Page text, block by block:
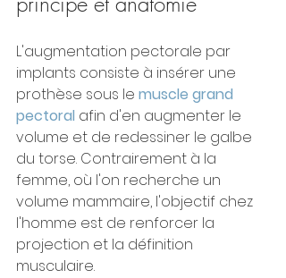
L'augmentation pectorale par
implants consiste à insérer une
prothèse sous le muscle grand
pectoral afin d'en augmenter le
volume et de redessiner le galbe
du torse. Contrairement à la
femme, où l'on recherche un
volume mammaire, l'objectif chez
l'homme est de renforcer la
projection et la définition
musculaire.